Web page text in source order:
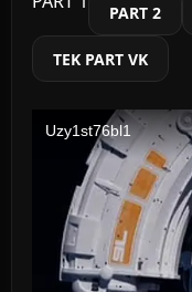
PART 2
TEK PART VK